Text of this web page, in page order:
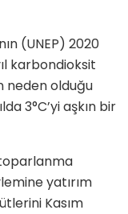
(UNEP) 2020
karbondioksit
neden olduğu
3°C’yi aşkın bir
yatırım
Kasım